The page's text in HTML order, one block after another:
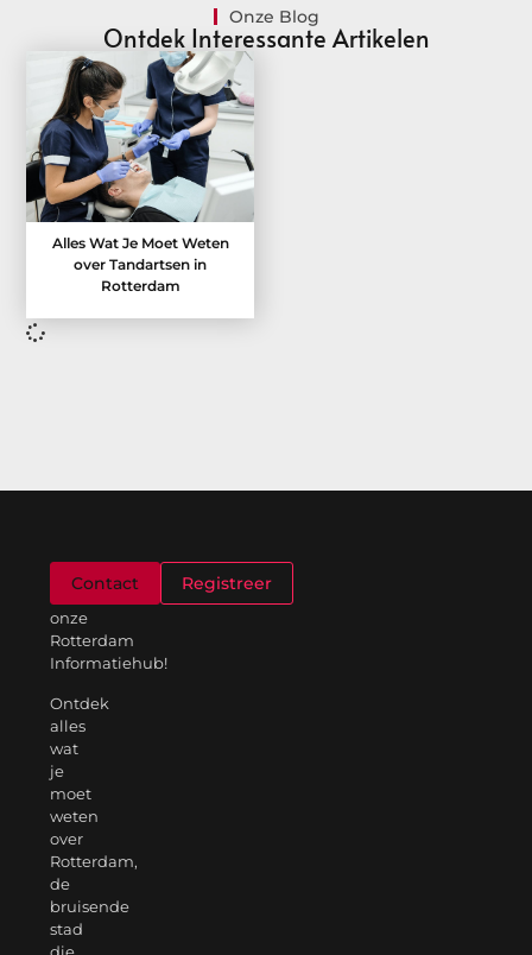
Onze Blog
Ontdek Interessante Artikelen
Alles Wat Je Moet Weten
over Tandartsen in
Rotterdam
Welkom
onze
Rotterdam
Informatiehub!
Ontdek
alles
wat
je
moet
weten
over
Rotterdam,
de
bruisende
stad
Contact Registreer